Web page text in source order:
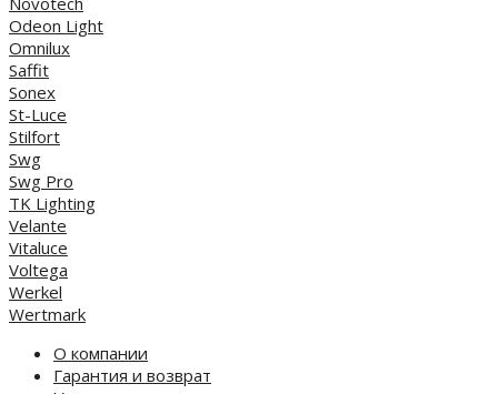
Odeon Light
Omnilux
Saffit
Sonex
St-Luce
Stilfort
Swg
Swg Pro
TK Lighting
Velante
Vitaluce
Voltega
Werkel
Wertmark
О компании
Гарантия и возврат